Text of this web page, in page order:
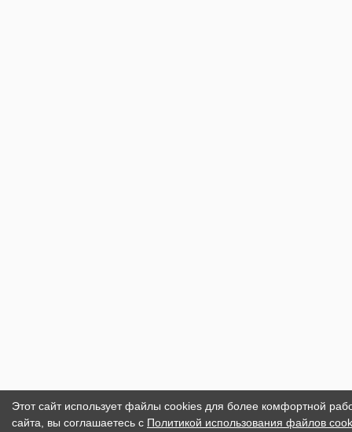
Этот сайт использует файлы cookies для более комфортной
сайта, вы соглашаетесь с Политикой использования файлов